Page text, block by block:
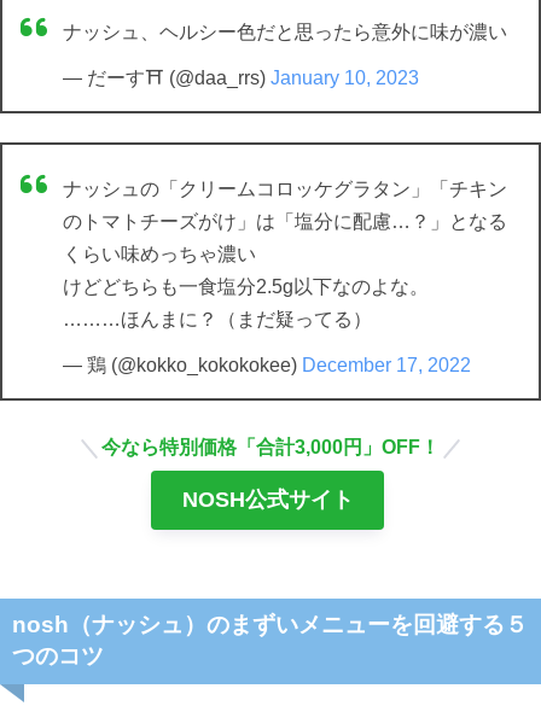
ナッシュ、ヘルシー色だと思ったら意外に味が濃い
— だーす⛩ (@daa_rrs) January 10, 2023
ナッシュの「クリームコロッケグラタン」「チキン
のトマトチーズがけ」は「塩分に配慮…？」となる
くらい味めっちゃ濃い
けどどちらも一食塩分2.5g以下なのよな。
………ほんまに？（まだ疑ってる）
— 鶏 (@kokko_kokokokee) December 17, 2022
今なら特別価格「合計3,000円」OFF！
NOSH公式サイト
nosh（ナッシュ）のまずいメニューを回避する５
つのコツ